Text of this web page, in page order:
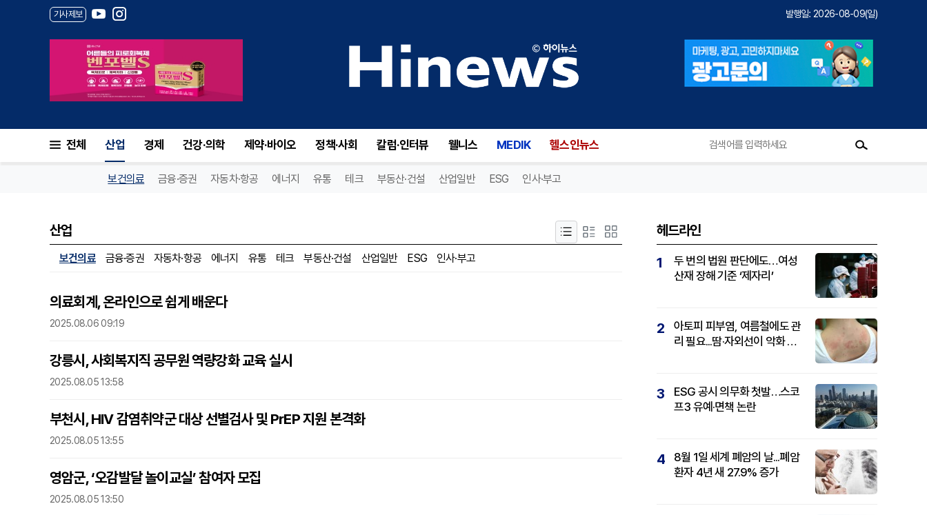
기사제보 발행일: 2026-08-09(일)
전체 산업 경제 건강·의학 제약·바이오 정책·사회 칼럼·인터뷰 웰니스 MEDIK 헬스인뉴스
보건의료 금융·증권 자동차·항공 에너지 유통 테크 부동산·건설 산업일반 ESG 인사·부고
산업
보건의료 금융·증권 자동차·항공 에너지 유통 테크 부동산·건설 산업일반 ESG 인사·부고
의료회계, 온라인으로 쉽게 배운다
2025.08.06 09:19
강릉시, 사회복지직 공무원 역량강화 교육 실시
2025.08.05 13:58
부천시, HIV 감염취약군 대상 선별검사 및 PrEP 지원 본격화
2025.08.05 13:55
영암군, ‘오감발달 놀이교실’ 참여자 모집
2025.08.05 13:50
헤드라인
1
두 번의 법원 판단에도…여성
산재 장해 기준 ‘제자리’
2
아토피 피부염, 여름철에도 관
리 필요...땀·자외선이 악화 요
3
ESG 공시 의무화 첫발…스코
프3 유예·면책 논란
4
8월 1일 세계 폐암의 날...폐암
환자 4년 새 27.9% 증가